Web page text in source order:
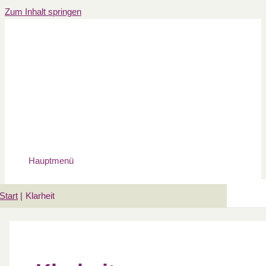
Zum Inhalt springen
Hauptmenü
Start Klarheit